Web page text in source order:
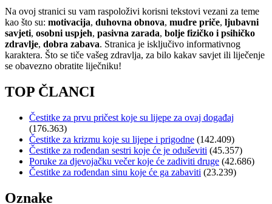
Na ovoj stranici su vam raspoloživi korisni tekstovi vezani za teme
kao što su: motivacija, duhovna obnova, mudre priče, ljubavni
savjeti, osobni uspjeh, pasivna zarada, bolje fizičko i psihičko
zdravlje, dobra zabava. Stranica je isključivo informativnog
karaktera. Što se tiče vašeg zdravlja, za bilo kakav savjet ili liječenje
se obavezno obratite liječniku!
TOP ČLANCI
Čestitke za prvu pričest koje su lijepe za ovaj događaj
(176.363)
Čestitke za krizmu koje su lijepe i prigodne (142.409)
Čestitke za rođendan sestri koje će je oduševiti (45.357)
Poruke za djevojačku večer koje će zadiviti druge (42.686)
Čestitke za rođendan sinu koje će ga zabaviti (23.239)
Oznake